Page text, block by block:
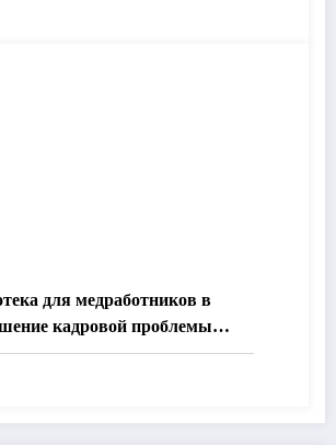
для медработников в
кадровой проблемы
в России